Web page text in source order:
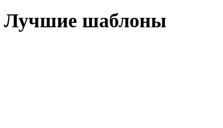
Лучшие шаблоны